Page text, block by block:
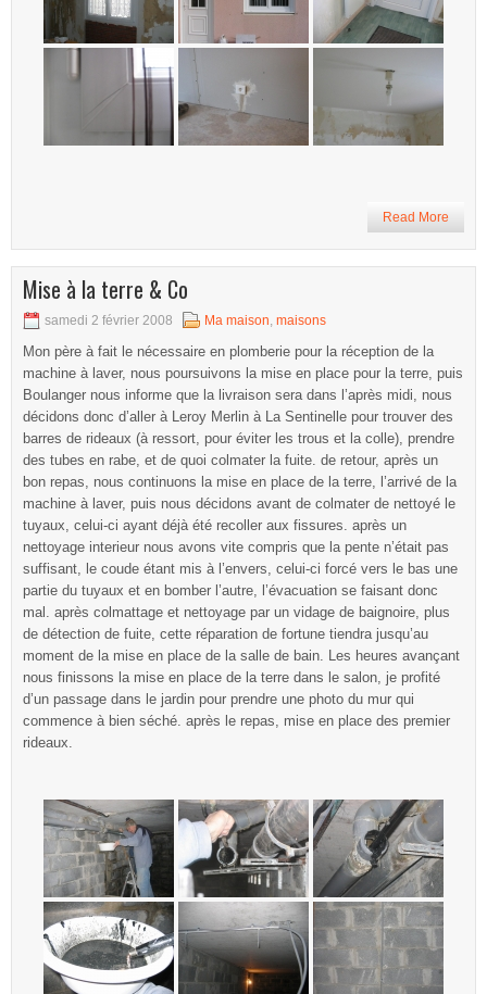
Read More
Mise à la terre & Co
samedi 2 février 2008 Ma maison, maisons
Mon père à fait le nécessaire en plomberie pour la réception de la
machine à laver, nous poursuivons la mise en place pour la terre, puis
Boulanger nous informe que la livraison sera dans l’après midi, nous
décidons donc d’aller à Leroy Merlin à La Sentinelle pour trouver des
barres de rideaux (à ressort, pour éviter les trous et la colle), prendre
des tubes en rabe, et de quoi colmater la fuite. de retour, après un
bon repas, nous continuons la mise en place de la terre, l’arrivé de la
machine à laver, puis nous décidons avant de colmater de nettoyé le
tuyaux, celui-ci ayant déjà été recoller aux fissures. après un
nettoyage interieur nous avons vite compris que la pente n’était pas
suffisant, le coude étant mis à l’envers, celui-ci forcé vers le bas une
partie du tuyaux et en bomber l’autre, l’évacuation se faisant donc
mal. après colmattage et nettoyage par un vidage de baignoire, plus
de détection de fuite, cette réparation de fortune tiendra jusqu’au
moment de la mise en place de la salle de bain. Les heures avançant
nous finissons la mise en place de la terre dans le salon, je profité
d’un passage dans le jardin pour prendre une photo du mur qui
commence à bien séché. après le repas, mise en place des premier
rideaux.